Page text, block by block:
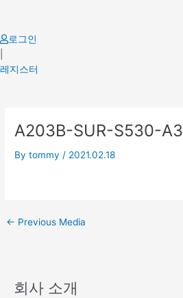
content
로그인
레지스터
A203B-SUR-S530-A3
Bytommy / 2021.02.18
navigation
← Previous Media
회사 소개